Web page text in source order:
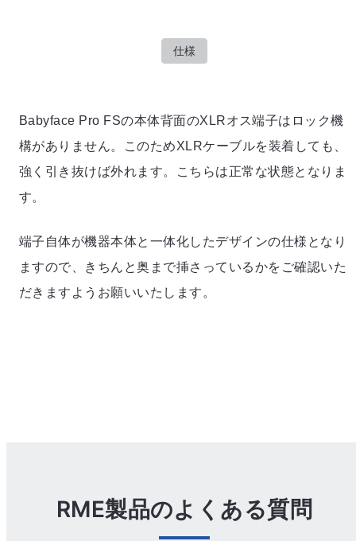
仕様
Babyface Pro FSの本体背面のXLRオス端子はロック機
構がありません。このためXLRケーブルを装着しても、
強く引き抜けば外れます。こちらは正常な状態となりま
す。
端子自体が機器本体と一体化したデザインの仕様となり
ますので、きちんと奥まで挿さっているかをご確認いた
だきますようお願いいたします。
RME製品のよくある質問